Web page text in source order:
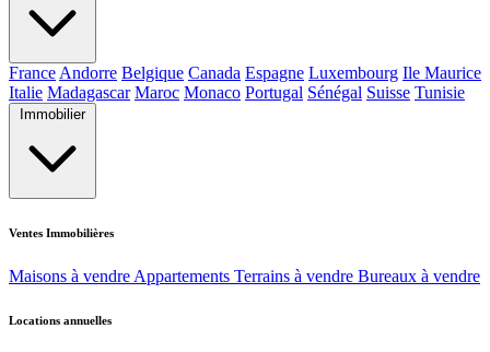
France Andorre Belgique Canada Espagne Luxembourg Ile Maurice
Italie Madagascar Maroc Monaco Portugal Sénégal Suisse Tunisie
Immobilier
Ventes Immobilières
Maisons à vendre Appartements Terrains à vendre Bureaux à vendre
Locations annuelles